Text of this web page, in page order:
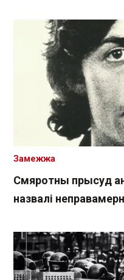
Смяротны прысуд
назвалі
Замежжа